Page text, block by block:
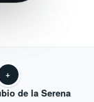
+
de la Serena